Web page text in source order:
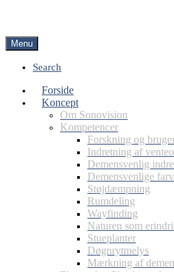
Menu
Search
Forside
Koncept
Om Sonovision
Kompetencer
Forskning og
Indretning af
Demensvenlig
Demensvenlige
Støjdæmpning
Rumdeling
Wayfinding
Naturen som
Stueplanter
Døgnrytmelys
Mærkning af